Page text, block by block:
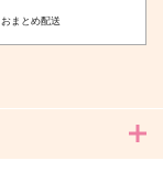
おまとめ配送